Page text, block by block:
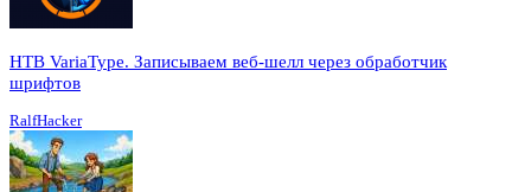
HTB VariaType. Записываем веб-шелл через обработчик
шрифтов
RalfHacker